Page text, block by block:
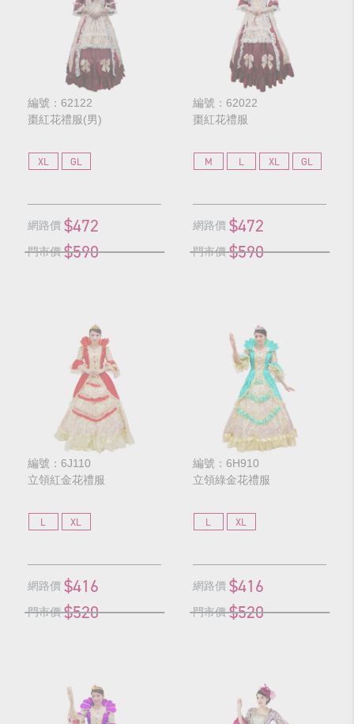
編號：62122
棗紅花禮服(男)
XL GL
網路價 $472
門市價 $590
編號：62022
棗紅花禮服
M L XL GL
網路價 $472
門市價 $590
編號：6J110
立領紅金花禮服
L XL
網路價 $416
門市價 $520
編號：6H910
立領綠金花禮服
L XL
網路價 $416
門市價 $520